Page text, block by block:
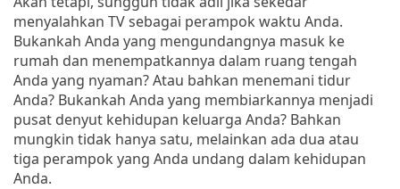
menyalahkan TV sebagai perampok waktu Anda.
Bukankah Anda yang mengundangnya masuk ke
rumah dan menempatkannya dalam ruang tengah
Anda yang nyaman? Atau bahkan menemani tidur
Anda? Bukankah Anda yang membiarkannya menjadi
pusat denyut kehidupan keluarga Anda? Bahkan
mungkin tidak hanya satu, melainkan ada dua atau
tiga perampok yang Anda undang dalam kehidupan
Anda.